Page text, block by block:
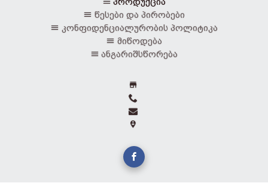
წესები და პირობები
კონფიდენციალურობის პოლიტიკა
მიწოდება
ანგარიშსწორება